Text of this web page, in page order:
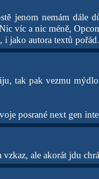
jenom nemám dále
víc a nic méně,
i jako autora textů pořád.
tak pak vezmu
posrané next gen
vzkaz, ale akorát jdu